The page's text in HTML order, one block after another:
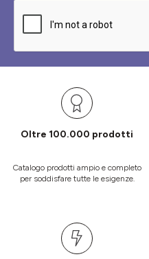
Oltre 100.000 prodotti
Catalogo prodotti ampio e completo
per soddisfare tutte le esigenze.